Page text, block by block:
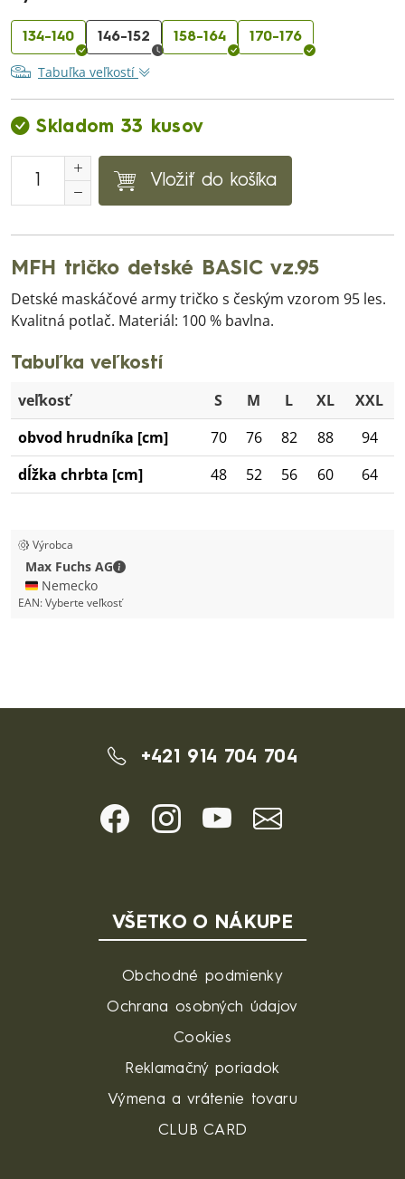
134-140 146-152 158-164 170-176
Tabuľka veľkostí
Skladom 33 kusov
Vložiť do košíka
MFH tričko detské BASIC vz.95
Detské maskáčové army tričko s českým vzorom 95 les.
Kvalitná potlač. Materiál: 100 % bavlna.
Tabuľka veľkostí
veľkosť S M L XL
XXL
obvod hrudníka [cm]
70 76 82 88
94
dĺžka chrbta [cm]
48 52 56 60 64
Výrobca
Max Fuchs AG
Max Fuchs AG - Kontaktné údaje
🇩🇪 Nemecko
EAN:Vyberte veľkosť
+421 914 704 704
VŠETKO O NÁKUPE
Obchodné podmienky
Ochrana osobných údajov
Cookies
Reklamačný poriadok
Výmena a vrátenie tovaru
CLUB CARD